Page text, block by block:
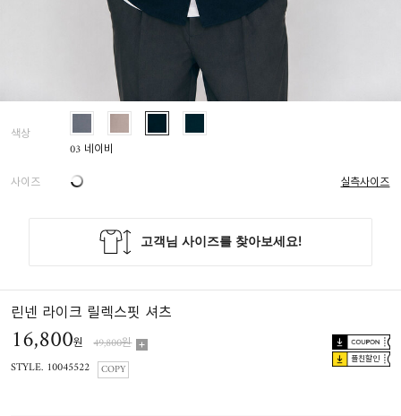
색상
03 네이비
사이즈
실측사이즈
린넨 라이크 릴렉스핏 셔츠
16,800원 49,800원
플친할인
STYLE. 10045522 COPY